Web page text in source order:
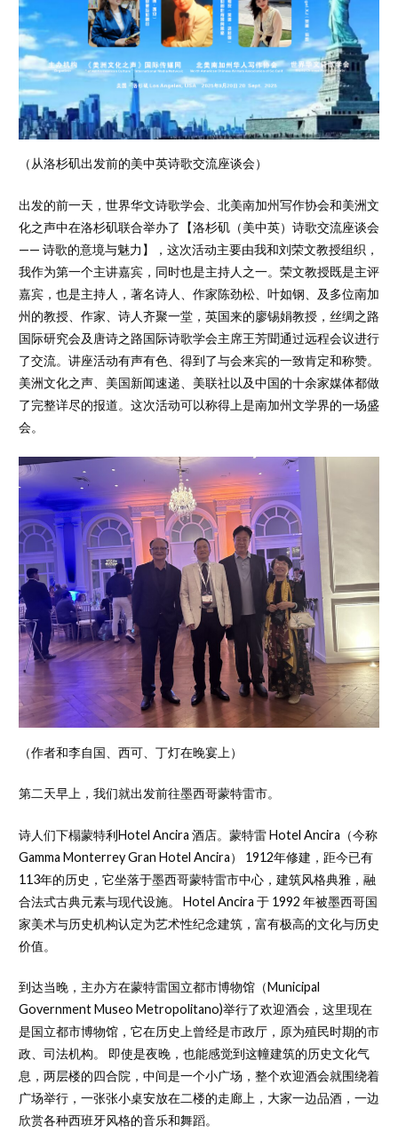
（从洛杉矶出发前的美中英诗歌交流座谈会）
出发的前一天，世界华文诗歌学会、北美南加州写作协会和美洲文
化之声中在洛杉矶联合举办了【洛杉矶（美中英）诗歌交流座谈会
—— 诗歌的意境与魅力】，这次活动主要由我和刘荣文教授组织，
我作为第一个主讲嘉宾，同时也是主持人之一。荣文教授既是主评
嘉宾，也是主持人，著名诗人、作家陈劲松、叶如钢、及多位南加
州的教授、作家、诗人齐聚一堂，英国来的廖锡娟教授，丝绸之路
国际研究会及唐诗之路国际诗歌学会主席王芳聞通过远程会议进行
了交流。讲座活动有声有色、得到了与会来宾的一致肯定和称赞。
美洲文化之声、美国新闻速递、美联社以及中国的十余家媒体都做
了完整详尽的报道。这次活动可以称得上是南加州文学界的一场盛
会。
（作者和李自国、西可、丁灯在晚宴上）
第二天早上，我们就出发前往墨西哥蒙特雷市。
诗人们下榻蒙特利Hotel Ancira 酒店。蒙特雷 Hotel Ancira（今称
Gamma Monterrey Gran Hotel Ancira） 1912年修建，距今已有
113年的历史，它坐落于墨西哥蒙特雷市中心，建筑风格典雅，融
合法式古典元素与现代设施。 Hotel Ancira 于 1992 年被墨西哥国
家美术与历史机构认定为艺术性纪念建筑，富有极高的文化与历史
价值。
到达当晚，主办方在蒙特雷国立都市博物馆（Municipal
Government Museo Metropolitano)举行了欢迎酒会，这里现在
是国立都市博物馆，它在历史上曾经是市政厅，原为殖民时期的市
政、司法机构。 即使是夜晚，也能感觉到这幢建筑的历史文化气
息，两层楼的四合院，中间是一个小广场，整个欢迎酒会就围绕着
广场举行，一张张小桌安放在二楼的走廊上，大家一边品酒，一边
欣赏各种西班牙风格的音乐和舞蹈。